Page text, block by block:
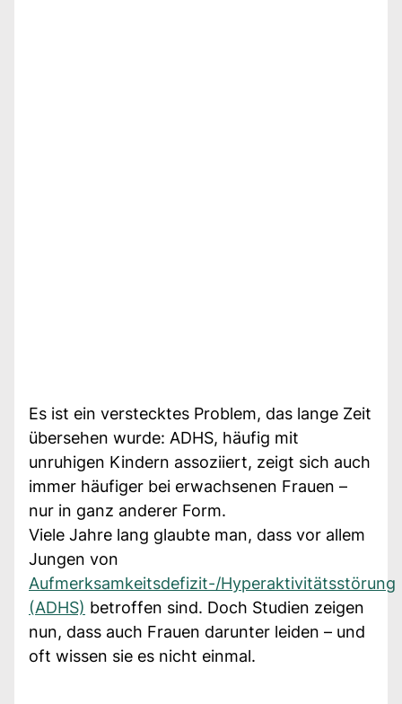
Es ist ein verstecktes Problem, das lange Zeit
übersehen wurde: ADHS, häufig mit
unruhigen Kindern assoziiert, zeigt sich auch
immer häufiger bei erwachsenen Frauen –
nur in ganz anderer Form.
Viele Jahre lang glaubte man, dass vor allem
Jungen von
Aufmerksamkeitsdefizit-/Hyperaktivitätsstörung
(ADHS) betroffen sind. Doch Studien zeigen
nun, dass auch Frauen darunter leiden – und
oft wissen sie es nicht einmal.